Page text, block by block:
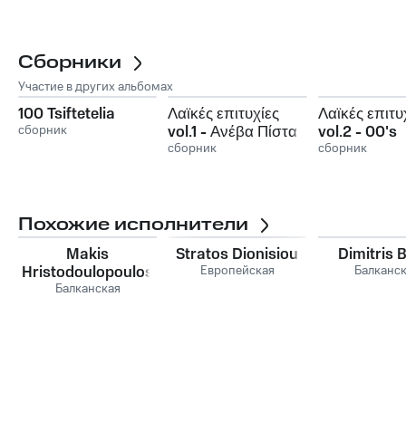
Сборники
Участие в других альбомах
100 Tsiftetelia
сборник
Λαϊκές επιτυχίες
vol.1 - Ανέβα Πίστα
- Greek Laika vol.1
сборник
Λαϊκές
vol.2 - 00's
Mixtape -
сборник
Похожие исполнители
Makis
Hristodoulopoulos
Балканская
Stratos Dionisiou
Европейская
Dimitris